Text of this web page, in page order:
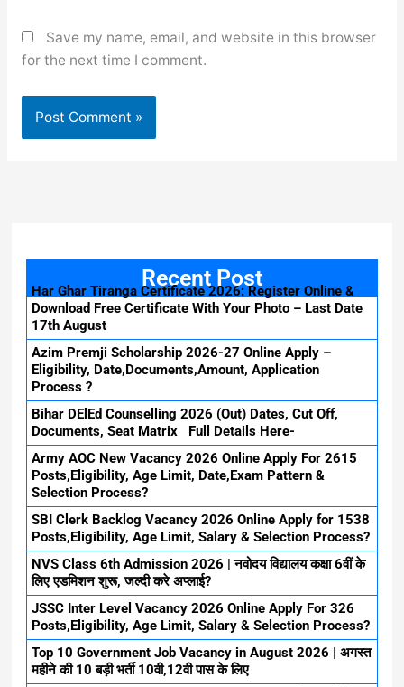
Save my name, email, and website in this browser
for the next time I comment.
Recent Post
Har Ghar Tiranga Certificate 2026: Register Online &
Download Free Certificate With Your Photo – Last Date
17th August
Azim Premji Scholarship 2026-27 Online Apply –
Eligibility, Date,Documents,Amount, Application
Process ?
Bihar DElEd Counselling 2026 (Out) Dates, Cut Off,
Documents, Seat Matrix Full Details Here-
Army AOC New Vacancy 2026 Online Apply For 2615
Posts,Eligibility, Age Limit, Date,Exam Pattern &
Selection Process?
SBI Clerk Backlog Vacancy 2026 Online Apply for 1538
Posts,Eligibility, Age Limit, Salary & Selection Process?
NVS Class 6th Admission 2026 | नवोदय विद्यालय कक्षा 6वीं के
लिए एडमिशन शुरू, जल्दी करे अप्लाई?
JSSC Inter Level Vacancy 2026 Online Apply For 326
Posts,Eligibility, Age Limit, Salary & Selection Process?
Top 10 Government Job Vacancy in August 2026 | अगस्त
महीने की 10 बड़ी भर्ती 10वी,12वी पास के लिए